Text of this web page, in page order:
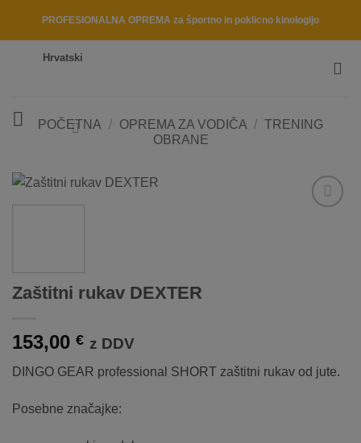
PROFESIONALNA OPREMA za športno in poklicno kinologijo
Hrvatski
POČETNA / OPREMA ZA VODIČA / TRENING
OBRANE
Zaštitni rukav DEXTER
153,00 € z DDV
DINGO GEAR professional SHORT zaštitni rukav od jute.
Posebne značajke: